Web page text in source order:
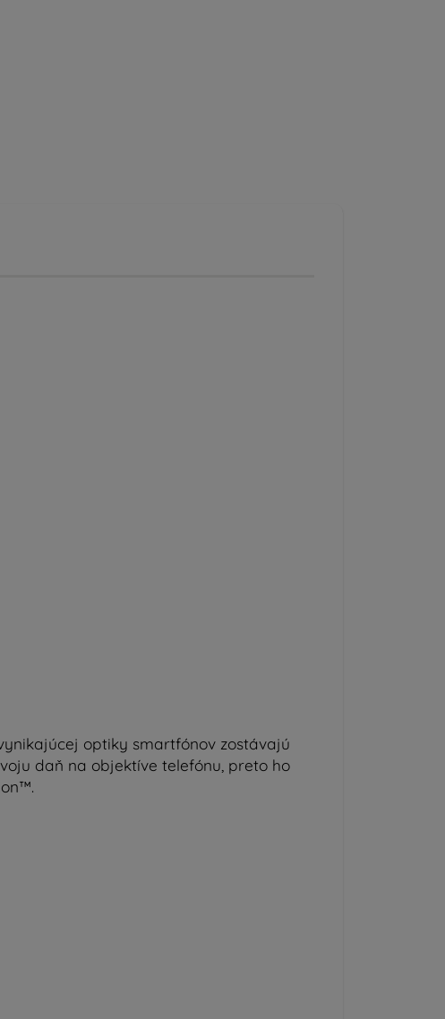
optiky smartfónov zostávajú
daň na objektíve telefónu, preto ho